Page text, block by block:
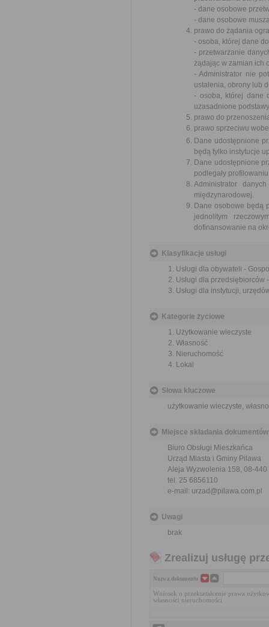
- dane osobowe
- dane osobowe
prawo do żądania
- osoba, której dane
- przetwarzanie
żądając w zamian ich
- Administrator nie
ustalenia, obrony lub
- osoba, której dane
uzasadnione
prawo do
prawo sprzeciwu
Dane udostępnione
będą tylko instytucje
Dane udostępnione
podlegały
Administrator
międzynarodowej.
Dane osobowe będą
jednolitym
dofinansowanie na
Klasyfikacje usługi
Usługi dla obywateli -
Usługi dla przedsiębiorców
Usługi dla instytucji,
Kategorie życiowe
Użytkowanie wieczyste
Własność
Nieruchomość
Lokal
Słowa kluczowe
użytkowanie wieczyste,
Miejsce składania dokumentów
Biuro Obsługi Mieszkańca
Urząd Miasta i Gminy Pilawa
Aleja Wyzwolenia 158, 08-440
tel. 25 6856110
e-mail: urzad@pilawa.com.pl
Uwagi
brak
Zrealizuj usługę
Nazwa dokumentu
Wniosek o przekształcenie prawa
własności nieruchomości